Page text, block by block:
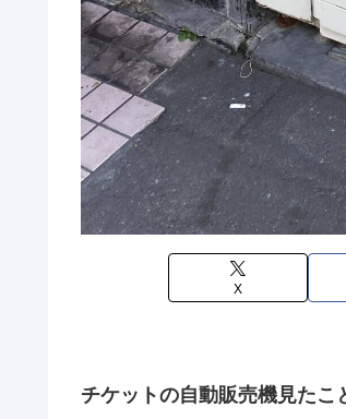
X
チケットの自動販売機見たこ